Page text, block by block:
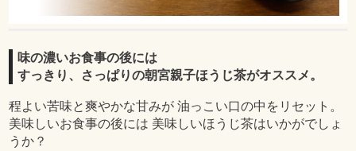
味の濃いお食事の後には
すっきり、さっぱりの朝宮親子ほうじ茶がオススメ。
程よい苦味と爽やかな甘みが 油っこい口の中をリセット。
美味しいお食事の後には 美味しいほうじ茶はいかがでしょ
うか？